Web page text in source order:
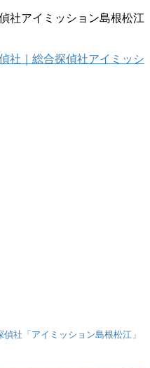
社アイミッション島根松江
社「アイミッション島根松江」